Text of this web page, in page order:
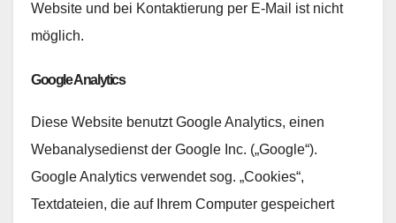
Website und bei Kontaktierung per E-Mail ist nicht
möglich.
Google Analytics
Diese Website benutzt Google Analytics, einen
Webanalysedienst der Google Inc. („Google“).
Google Analytics verwendet sog. „Cookies“,
Textdateien, die auf Ihrem Computer gespeichert